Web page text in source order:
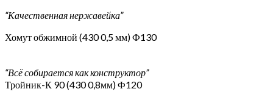
“Качественная нержавейка”
Хомут обжимной (430 0,5 мм) Ф130
“Всё собирается как конструктор”
Тройник-К 90 (430 0,8мм) Ф120